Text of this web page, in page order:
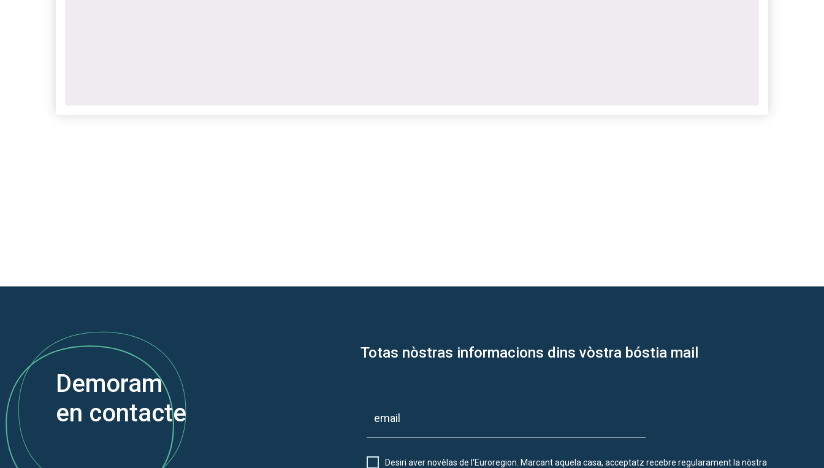
Demoram
en contacte
Totas nòstras informacions dins vòstra bóstia mail
Desiri aver novèlas de l'Euroregion. Marcant aquela casa, acceptatz recebre regularament la nòstra